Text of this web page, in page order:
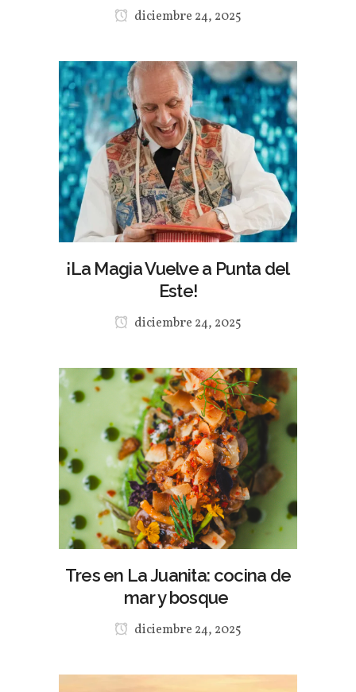
diciembre 24, 2025
¡La Magia Vuelve a Punta del
Este!
diciembre 24, 2025
Tres en La Juanita: cocina de
mar y bosque
diciembre 24, 2025